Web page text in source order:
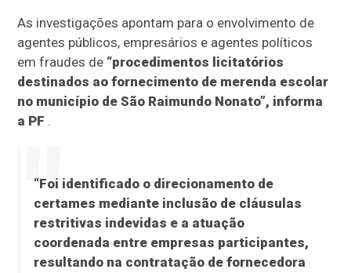
As investigações apontam para o envolvimento de
agentes públicos, empresários e agentes políticos
em fraudes de “procedimentos licitatórios
destinados ao fornecimento de merenda escolar
no município de São Raimundo Nonato”, informa
a PF .
“Foi identificado o direcionamento de
certames mediante inclusão de cláusulas
restritivas indevidas e a atuação
coordenada entre empresas participantes,
resultando na contratação de fornecedora